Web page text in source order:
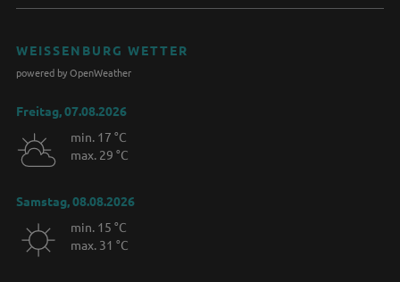
WEISSENBURG WETTER
powered by OpenWeather
Freitag, 07.08.2026
min. 17 °C
max. 29 °C
Samstag, 08.08.2026
min. 15 °C
max. 31 °C